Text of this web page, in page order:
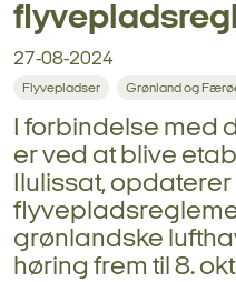
27-08-2024
Flyvepladser Grønland og
I forbindelse med
er ved at blive
Ilulissat,
grønlandske
høring frem til 8.